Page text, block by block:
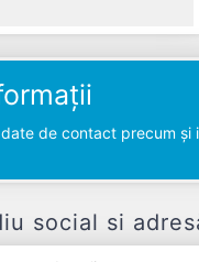
de contact precum și
social si